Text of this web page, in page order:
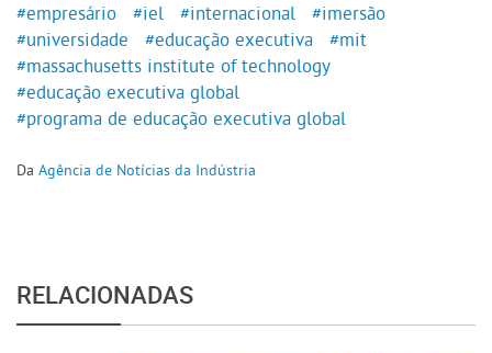
#empresário
#iel #internacional
#imersão
#universidade
#educação executiva
#mit
#massachusetts institute of technology
#educação executiva global
#programa de educação executiva global
Da Agência de Notícias da Indústria
RELACIONADAS